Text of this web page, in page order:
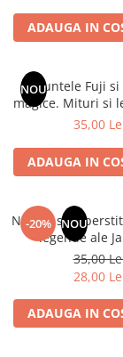
Minte Corp
New Illuminati
Numerologie
Paranormal
Parapsihologie
Ramtha
Audiobook
ReConnect
Religie
Crestinism
SelfConnect
ADAUGA IN
NOUMuntele Fuji si
magice. Mituri si legende ale
Japoniei
35,00
ADAUGA IN
-20% NOU
Natura si
legende ale
35,00
28,00
ADAUGA IN